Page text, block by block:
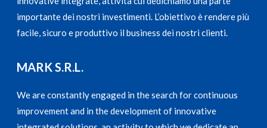
importante dei nostri investimenti. L’obiettivo è rendere più
facile, sicuro e produttivo il business dei nostri clienti.
MARK S.R.L.
We are constantly engaged in the search for continuous
improvement and in the development of innovative